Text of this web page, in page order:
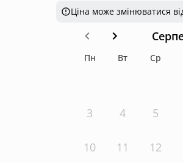
Ціна може змінюватися від
Пн Вт Ср
3 4 5
10 11 12